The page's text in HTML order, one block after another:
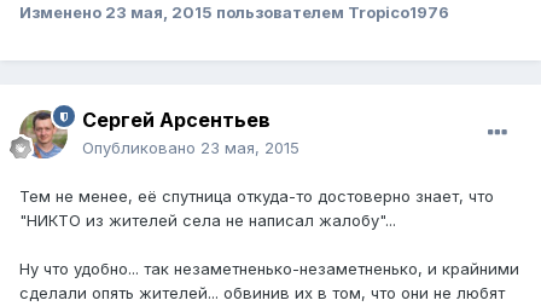
Изменено 23 мая, 2015 пользователем Tropico1976
Сергей Арсентьев
Опубликовано 23 мая, 2015
Тем не менее, её спутница откуда-то достоверно знает, что
"НИКТО из жителей села не написал жалобу"...
Ну что удобно... так незаметненько-незаметненько, и крайними
сделали опять жителей... обвинив их в том, что они не любят